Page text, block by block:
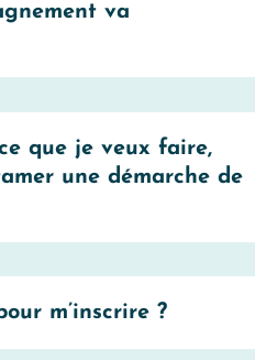
va
que je veux faire,
une démarche de
m’inscrire ?